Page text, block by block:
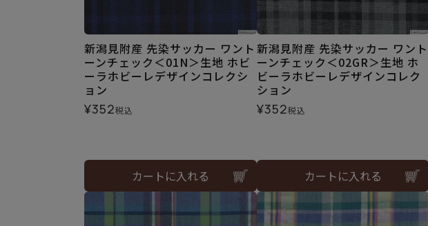
新潟見附産 先染サッカー ワント
ーンチェック＜01N＞生地 ホビ
ーラホビーレデザインコレクシ
ョン
¥352税込
カートに入れる
新潟見附産 先染サッカー ワント
ーンチェック＜02GR＞生地 ホ
ビーラホビーレデザインコレク
ション
¥352税込
カートに入れる